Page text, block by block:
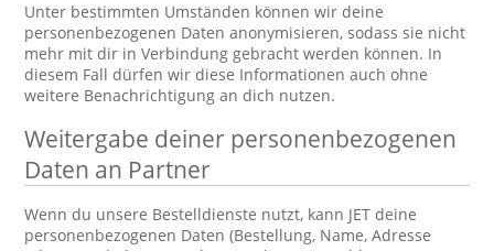
Unter bestimmten Umständen können wir deine
personenbezogenen Daten anonymisieren, sodass sie nicht
mehr mit dir in Verbindung gebracht werden können. In
diesem Fall dürfen wir diese Informationen auch ohne
weitere Benachrichtigung an dich nutzen.
Weitergabe deiner personenbezogenen
Daten an Partner
Wenn du unsere Bestelldienste nutzt, kann JET deine
personenbezogenen Daten (Bestellung, Name, Adresse